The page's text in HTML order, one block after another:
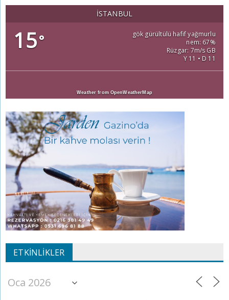
İSTANBUL
15°
gök gürültülü hafif yağmurlu
nem: 67%
Rüzgar: 7m/s GB
Y 11 • D 11
Weather from OpenWeatherMap
ETKINLIKLER